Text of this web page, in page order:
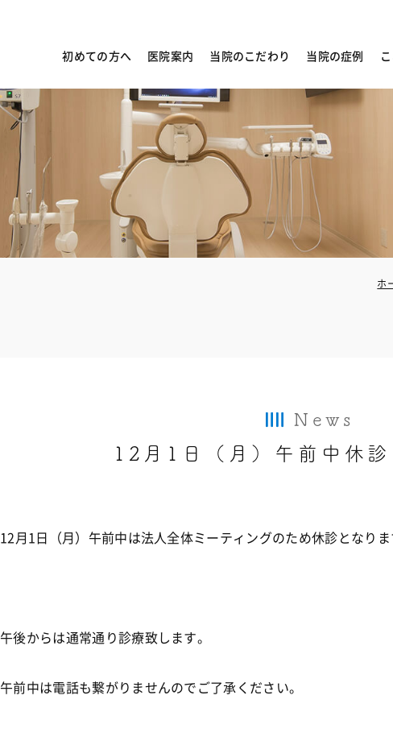
初めての方へ 医院案内 当院のこだわり 当院の症例
ホ
News
12月1日（月）午前中休診
12月1日（月）午前中は法人全体ミーティングのため休診となりま
午後からは通常通り診療致します。
午前中は電話も繋がりませんのでご了承ください。